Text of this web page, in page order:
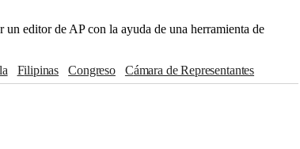
editor de AP con la ayuda de una herramienta de
Filipinas Congreso
Cámara de Representantes